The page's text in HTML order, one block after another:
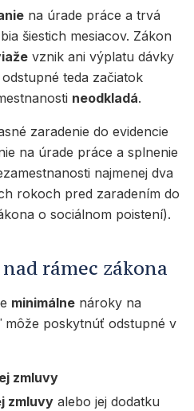
na úrade práce a trvá
šiestich mesiacov. Zákon
vznik ani výplatu dávky
teda začiatok
neodkladá.
zaradenie do evidencie
na úrade práce a splnenie
najmenej dva
rokoch pred zaradením do
o sociálnom poistení).
rámec zákona
minimálne nároky na
môže poskytnúť odstupné v
zmluvy
zmluvy alebo jej dodatku